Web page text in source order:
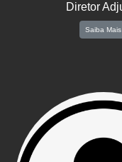
Diretor
Saiba Mais
na região, reconhecidos por
de qualidade e preços competitivos.
um papel fundamental